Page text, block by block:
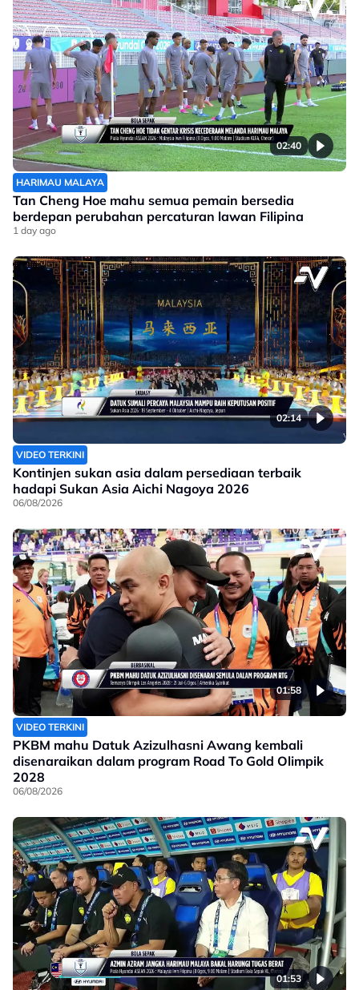
02:40
HARIMAU MALAYA
Tan Cheng Hoe mahu semua pemain bersedia
berdepan perubahan percaturan lawan Filipina
1 day ago
02:14
VIDEO TERKINI
Kontinjen sukan asia dalam persediaan terbaik
hadapi Sukan Asia Aichi Nagoya 2026
06/08/2026
01:58
VIDEO TERKINI
PKBM mahu Datuk Azizulhasni Awang kembali
disenaraikan dalam program Road To Gold Olimpik
2028
06/08/2026
01:53